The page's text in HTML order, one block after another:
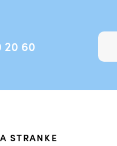
20 60
STRANKE